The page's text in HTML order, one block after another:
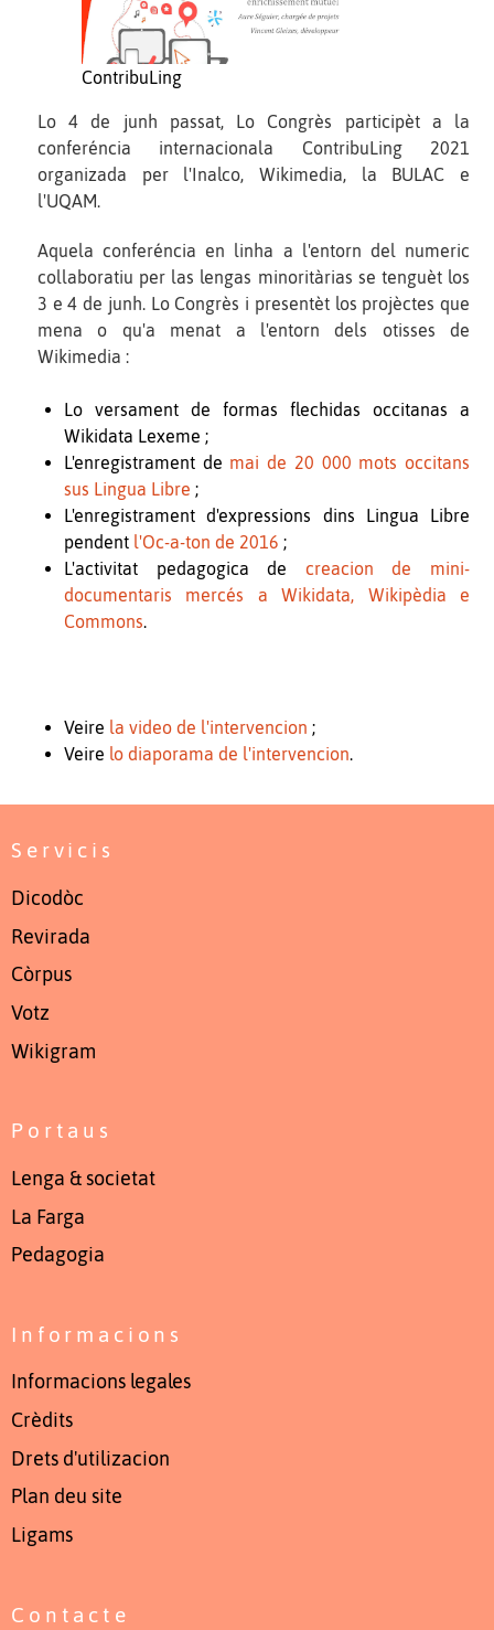
ContribuLing
Lo 4 de junh passat, Lo Congrès participèt a la
conferéncia internacionala ContribuLing 2021
organizada per l'Inalco, Wikimedia, la BULAC e
l'UQAM.
Aquela conferéncia en linha a l'entorn del numeric
collaboratiu per las lengas minoritàrias se tenguèt los
3 e 4 de junh. Lo Congrès i presentèt los projèctes que
mena o qu'a menat a l'entorn dels otisses de
Wikimedia :
Lo versament de formas flechidas occitanas a
Wikidata Lexeme ;
L'enregistrament de mai de 20 000 mots occitans
sus Lingua Libre ;
L'enregistrament d'expressions dins Lingua Libre
pendent l'Oc-a-ton de 2016 ;
L'activitat pedagogica de creacion de mini-
documentaris mercés a Wikidata, Wikipèdia e
Commons
Veire la video de l'intervencion ;
Veire lo diaporama de l'intervencion
Servicis
Dicodòc
Revirada
Còrpus
Votz
Wikigram
Portaus
Lenga & societat
La Farga
Pedagogia
Informacions
Informacions legales
Crèdits
Drets d'utilizacion
Plan deu site
Ligams
Contacte